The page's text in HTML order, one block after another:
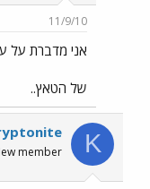
11/9/10
אני מדברת על
של הטאץ..
K
member